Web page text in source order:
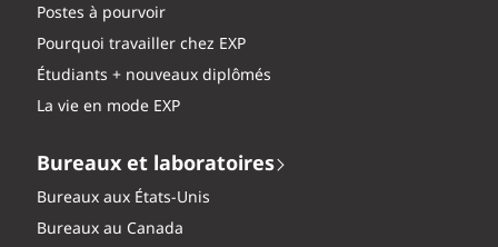
Postes à pourvoir
Pourquoi travailler chez EXP
Étudiants + nouveaux diplômés
La vie en mode EXP
Bureaux et laboratoires
Bureaux aux États-Unis
Bureaux au Canada